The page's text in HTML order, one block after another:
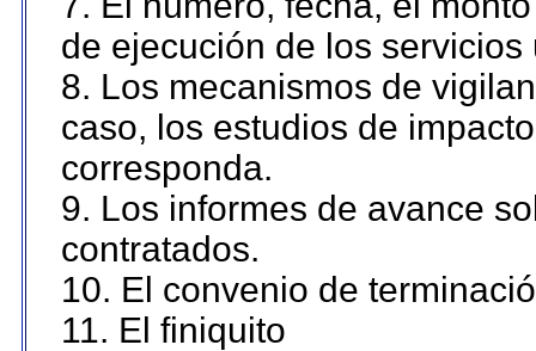
de ejecución de los servicios
8. Los mecanismos de
caso, los estudios de
corresponda.
9. Los informes de avance
contratados.
10. El convenio de
11. El finiquito